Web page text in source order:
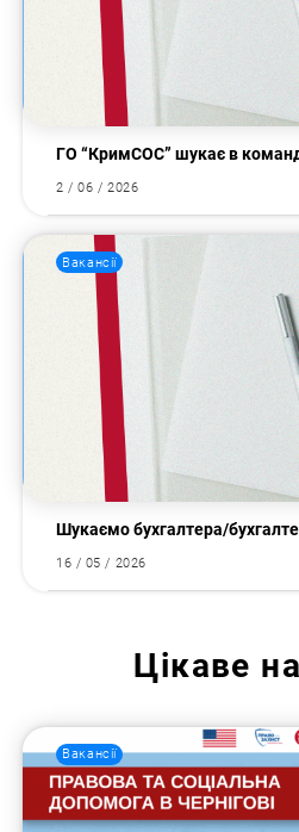
ГО “КримСОС” шукає в
2 / 06 / 2026
Вакансії
Шукаємо бухгалтера/
16 / 05 / 2026
Цікаве
Вакансії